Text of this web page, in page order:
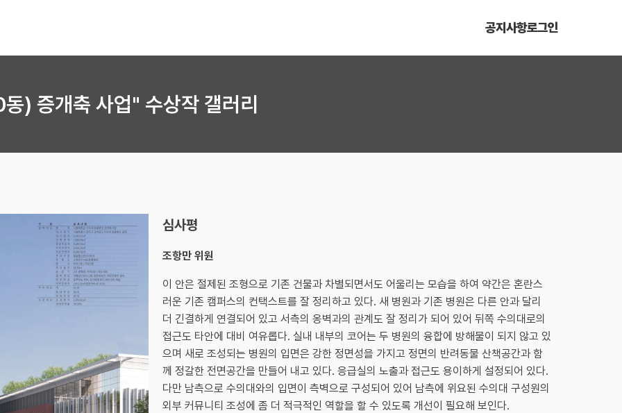
공지사항로그인
) 증개축 사업" 수상작 갤러리
심사평
조항만 위원
이 안은 절제된 조형으로 기존 건물과 차별되면서도 어울리는 모습을 하여 약간은 혼란스
러운 기존 캠퍼스의 컨택스트를 잘 정리하고 있다. 새 병원과 기존 병원은 다른 안과 달리
더 긴결하게 연결되어 있고 서측의 옹벽과의 관계도 잘 정리가 되어 있어 뒤쪽 수의대로의
접근도 타안에 대비 여유롭다. 실내 내부의 코어는 두 병원의 융합에 방해물이 되지 않고 있
으며 새로 조성되는 병원의 입면은 강한 정면성을 가지고 정면의 반려동물 산책공간과 함
께 정갈한 전면공간을 만들어 내고 있다. 응급실의 노출과 접근도 용이하게 설정되어 있다.
다만 남측으로 수의대와의 입면이 측벽으로 구성되어 있어 남측에 위요된 수의대 구성원의
외부 커뮤니티 조성에 좀 더 적극적인 역할을 할 수 있도록 개선이 필요해 보인다.